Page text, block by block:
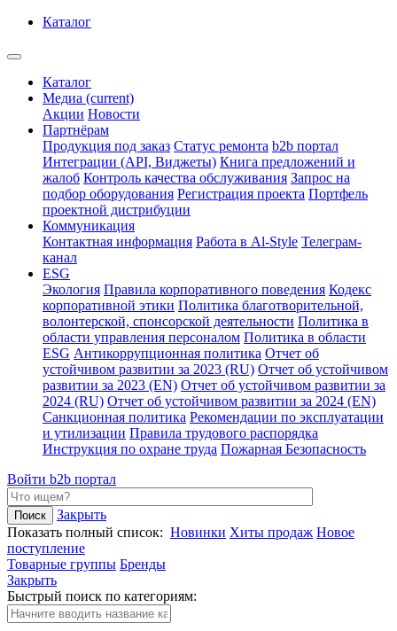
Каталог
Каталог
Медиа (current)
Акции Новости
Партнёрам
Продукция под заказ Статус ремонта b2b портал
Интеграции (API, Виджеты) Книга предложений и
жалоб Контроль качества обслуживания Запрос на
подбор оборудования Регистрация проекта Портфель
проектной дистрибуции
Коммуникация
Контактная информация Работа в Al-Style Телеграм-
канал
ESG
Экология Правила корпоративного поведения Кодекс
корпоративной этики Политика благотворительной,
волонтерской, спонсорской деятельности Политика в
области управления персоналом Политика в области
ESG Антикоррупционная политика Отчет об
устойчивом развитии за 2023 (RU) Отчет об устойчивом
развитии за 2023 (EN) Отчет об устойчивом развитии за
2024 (RU) Отчет об устойчивом развитии за 2024 (EN)
Санкционная политика Рекомендации по эксплуатации
и утилизации Правила трудового распорядка
Инструкция по охране труда Пожарная Безопасность
Войти b2b портал
Закрыть
Показать полный список: Новинки Хиты продаж Новое
поступление
Товарные группы Бренды
Закрыть
Быстрый поиск по категориям: